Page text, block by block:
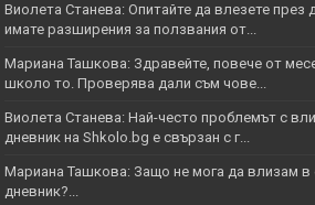
Виолета Станева: Опитайте да влезете през
имате разширения за ползвания от...
Мариана Ташкова: Здравейте, повече от
школо то. Проверява дали съм чове...
Виолета Станева: Най-често проблемът с
дневник на Shkolo.bg е свързан с г...
Мариана Ташкова: Защо не мога да влизам в
дневник?...